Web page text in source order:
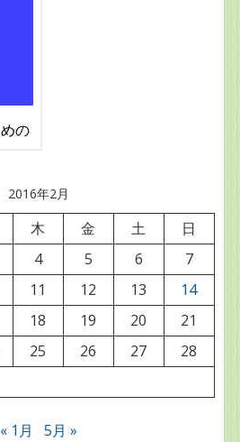
2016年2月
木 金 土
日
4 5 6
7
11 12 13
14
18 19 20
21
25 26 27
28
« 1月 5月 »